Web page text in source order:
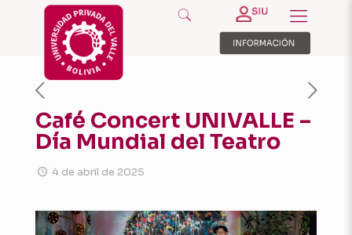
Café Concert UNIVALLE –
Día Mundial del Teatro
4 de abril de 2025